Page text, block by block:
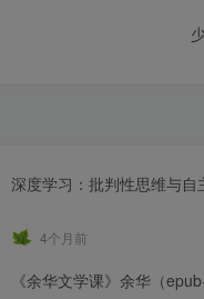
深度学习：批判性思维与自
4个月前
《余华文学课》余华（